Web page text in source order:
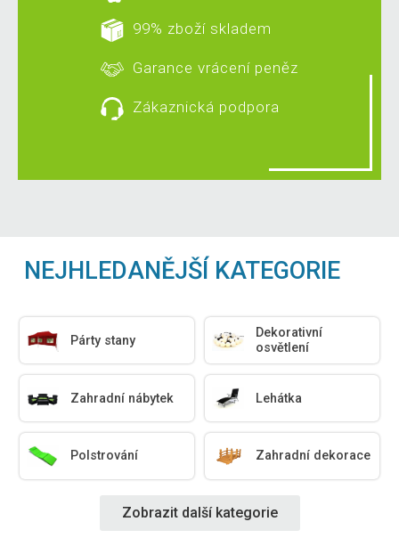
99% zboží skladem
Garance vrácení peněz
Zákaznická podpora
NEJHLEDANĚJŠÍ KATEGORIE
Párty stany
Dekorativní
osvětlení
Zahradní nábytek Lehátka
Polstrování Zahradní dekorace
Zobrazit další kategorie